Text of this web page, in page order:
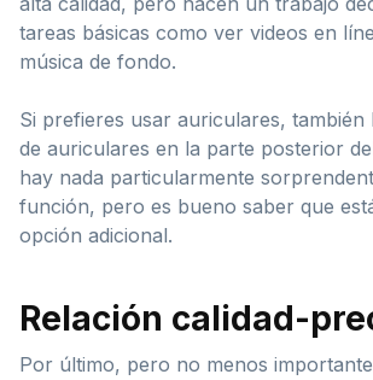
tareas básicas como ver videos en
música de fondo.
Si prefieres usar auriculares, también
de auriculares en la parte posterior
hay nada particularmente
función, pero es bueno saber que
opción adicional.
Relación calidad-
Por último, pero no menos